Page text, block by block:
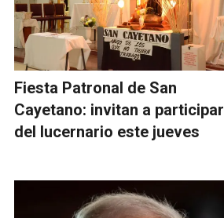
Fiesta Patronal de San
Cayetano: invitan a participar
del lucernario este jueves